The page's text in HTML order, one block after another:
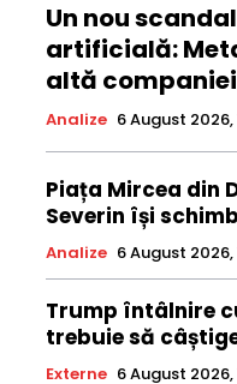
Un nou
artificială:
altă companiei
Analize 6 August 2026,
Piața Mircea din
Severin își
Analize 6 August 2026,
Trump întâlnire
trebuie să
Externe 6 August 2026,